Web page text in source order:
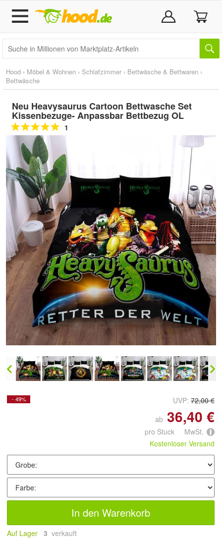
Hood › Möbel & Wohnen › Schlafzimmer › Bettwäsche & Bettwaren ›
Bettwäsche
Neu Heavysaurus Cartoon Bettwasche Set
Kissenbezuge- Anpassbar Bettbezug OL
1
Doppelt antippen zum
vergrößern
- 49% UVP: 72,00 €
ab 36,40 €
pro Stuck MwSt.
Kostenloser Versand
In den Warenkorb
Auf Lager 3 verkauft